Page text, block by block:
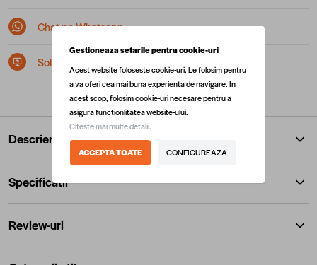
Chat pe Whatsapp
Solicita postare in SEAP/SICAP
Descriere
Specificatii
Review-uri
Gestioneaza setarile pentru cookie-uri
Acest website foloseste cookie-uri. Le folosim pentru
a va oferi cea mai buna experienta de navigare. In
acest scop, folosim cookie-uri necesare pentru a
asigura functionlitatea website-ului.
Citeste mai multe detalii.
ACCEPTA TOATE CONFIGUREAZA